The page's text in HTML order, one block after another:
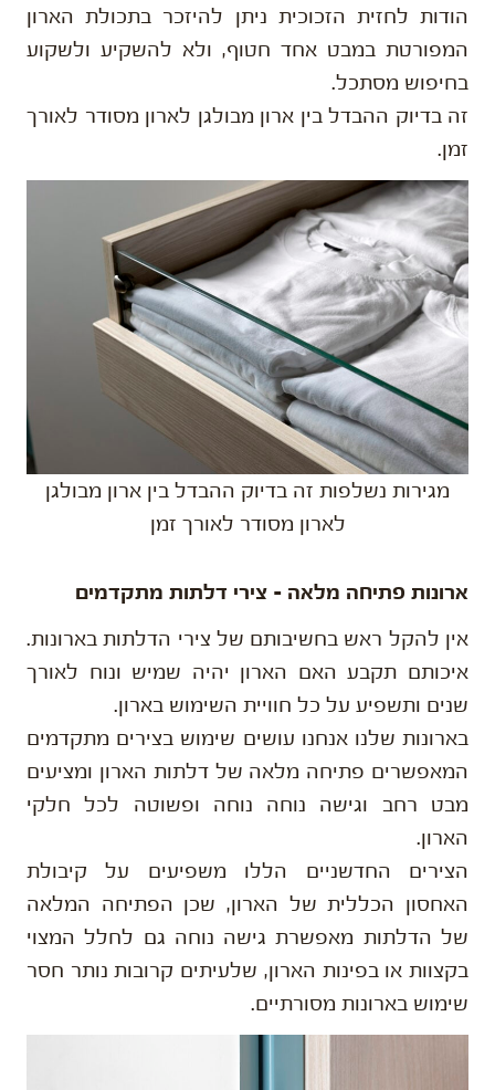
הודות לחזית הזכוכית ניתן להיזכר בתכולת הארון
המפורטת במבט אחד חטוף, ולא להשקיע ולשקוע
בחיפוש מסתכל.
זה בדיוק ההבדל בין ארון מבולגן לארון מסודר לאורך
זמן.
מגירות נשלפות זה בדיוק ההבדל בין ארון מבולגן
לארון מסודר לאורך זמן
ארונות פתיחה מלאה – צירי דלתות מתקדמים
אין להקל ראש בחשיבותם של צירי הדלתות בארונות.
איכותם תקבע האם הארון יהיה שמיש ונוח לאורך
שנים ותשפיע על כל חוויית השימוש בארון.
בארונות שלנו אנחנו עושים שימוש בצירים מתקדמים
המאפשרים פתיחה מלאה של דלתות הארון ומציעים
מבט רחב וגישה נוחה נוחה ופשוטה לכל חלקי
הארון.
הצירים החדשניים הללו משפיעים על קיבולת
האחסון הכללית של הארון, שכן הפתיחה המלאה
של הדלתות מאפשרת גישה נוחה גם לחלל המצוי
בקצוות או בפינות הארון, שלעיתים קרובות נותר חסר
שימוש בארונות מסורתיים.